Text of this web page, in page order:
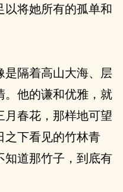
将她所有的孤单和
是隔着高山大海、层
。他的谦和优雅，就
春花，那样地可望
之下看见的竹林青
知道那竹子，到底有